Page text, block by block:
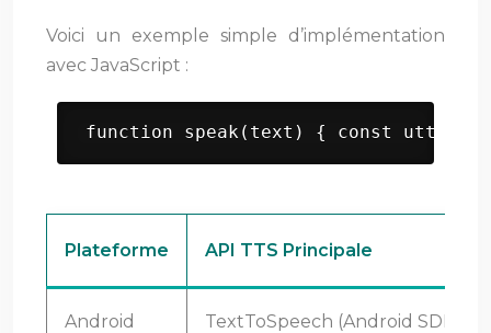
Voici un exemple simple d’implémentation
avec JavaScript :
function speak(text) { const
Plateforme API TTS Principale
Android TextToSpeech (Android SDK)